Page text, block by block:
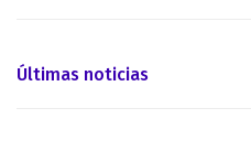
Últimas noticias